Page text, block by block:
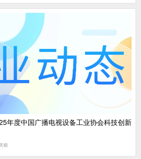
年度中国广播电视设备工业协会科技创新
前